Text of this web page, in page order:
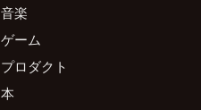
音楽
ゲーム
プロダクト
本